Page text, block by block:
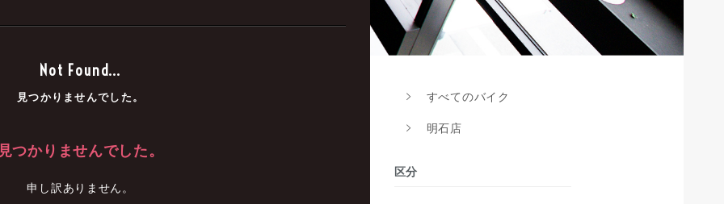
Not Found...
見つかりませんでした。
見つかりませんでした。
申し訳ありません。
すべてのバイク
明石店
区分
中古車